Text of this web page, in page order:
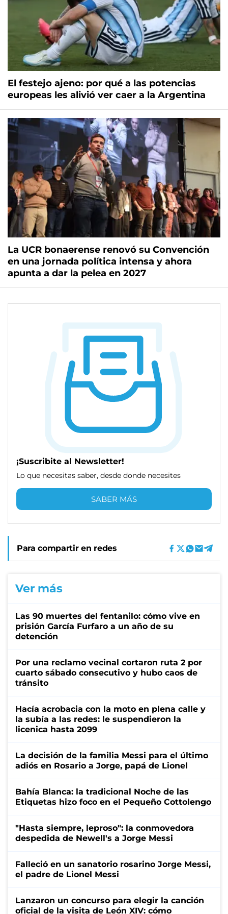
El festejo ajeno: por qué a las potencias
europeas les alivió ver caer a la Argentina
La UCR bonaerense renovó su Convención
en una jornada política intensa y ahora
apunta a dar la pelea en 2027
¡Suscribite al Newsletter!
Lo que necesitas saber, desde donde necesites
SABER MÁS
Para compartir en redes
Ver más
Las 90 muertes del fentanilo: cómo vive en
prisión García Furfaro a un año de su
detención
Por una reclamo vecinal cortaron ruta 2 por
cuarto sábado consecutivo y hubo caos de
tránsito
Hacía acrobacia con la moto en plena calle y
la subía a las redes: le suspendieron la
licenica hasta 2099
La decisión de la familia Messi para el último
adiós en Rosario a Jorge, papá de Lionel
Bahía Blanca: la tradicional Noche de las
Etiquetas hizo foco en el Pequeño Cottolengo
"Hasta siempre, leproso": la conmovedora
despedida de Newell's a Jorge Messi
Falleció en un sanatorio rosarino Jorge Messi,
el padre de Lionel Messi
Lanzaron un concurso para elegir la canción
oficial de la visita de León XIV: cómo